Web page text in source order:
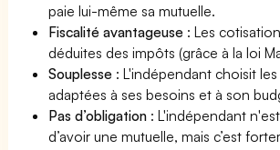
paie lui-même sa mutuelle.
Fiscalité avantageuse : Les
déduites des impôts (grâce à la loi
Souplesse : L'indépendant choisit
adaptées à ses besoins et à son
Pas d’obligation : L'indépendant
d’avoir une mutuelle, mais c’est